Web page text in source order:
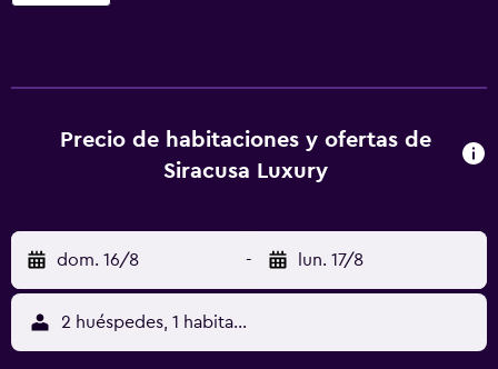
fuerte, TV de pantalla plana, balcón y baño privado con
bidet. Siracusa Luxury Apartment ofrece algunas
ropa de cama y toallas. El aeropuerto (Aeropuerto Tito
Minniti de Reggio di Calabria) está a 5 km.
Precio de habitaciones y ofertas de
Siracusa Luxury
dom. 16/8 - lun. 17/8
2 huéspedes, 1 habitación